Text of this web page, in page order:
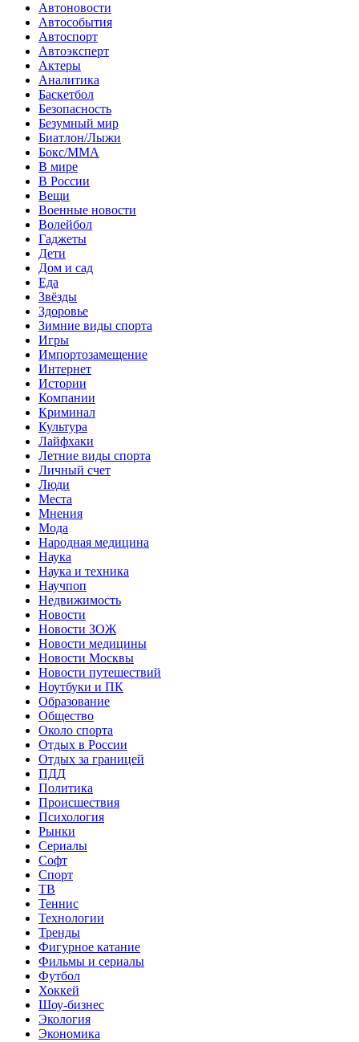
Автоновости
Автособытия
Автоспорт
Автоэксперт
Актеры
Аналитика
Баскетбол
Безопасность
Безумный мир
Биатлон/Лыжи
Бокс/MMA
В мире
В России
Вещи
Военные новости
Волейбол
Гаджеты
Дети
Дом и сад
Еда
Звёзды
Здоровье
Зимние виды спорта
Игры
Импортозамещение
Интернет
Истории
Компании
Криминал
Культура
Лайфхаки
Летние виды спорта
Личный счет
Люди
Места
Мнения
Мода
Народная медицина
Наука
Наука и техника
Научпоп
Недвижимость
Новости
Новости ЗОЖ
Новости медицины
Новости Москвы
Новости путешествий
Ноутбуки и ПК
Образование
Общество
Около спорта
Отдых в России
Отдых за границей
ПДД
Политика
Происшествия
Психология
Рынки
Сериалы
Софт
Спорт
ТВ
Теннис
Технологии
Тренды
Фигурное катание
Фильмы и сериалы
Футбол
Хоккей
Шоу-бизнес
Экология
Экономика